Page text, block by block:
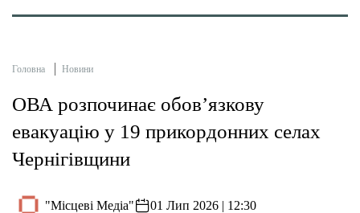
Головна Новини
ОВА розпочинає обов’язкову
евакуацію у 19 прикордонних селах
Чернігівщини
"Місцеві Медіа" 01 Лип 2026 | 12:30